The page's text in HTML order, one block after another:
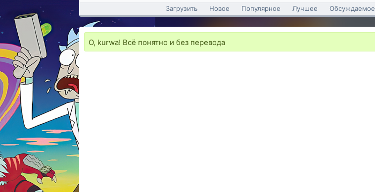
Загрузить Новое Популярное Лучшее Обсуждаемое
O, kurwa! Всё понятно и без перевода